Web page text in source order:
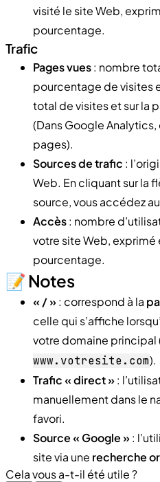
visité le site Web,
pourcentage.
Trafic
Pages vues: nombre
pourcentage de visites
total de visites et sur la
(Dans Google
pages).
Sources de trafic :
Web. En cliquant sur la
source, vous accédez
Accès: nombre
votre site Web, exprimé
pourcentage.
📝 Notes
« / »: correspond à la
celle qui s’affiche
votre domaine principal
www.votresite.com).
Trafic « direct »:
manuellement dans le
favori.
Source « Google »:
site via une recherche
Cela vous a-t-il été utile ?